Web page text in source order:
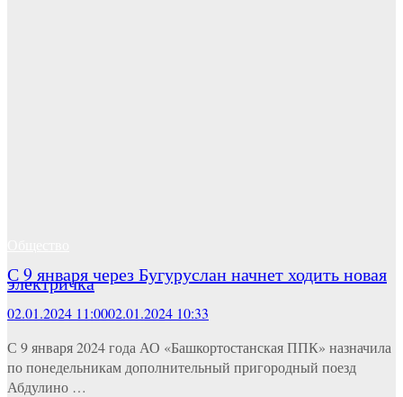
С 9 января через Бугуруслан начнет ходить новая
электричка
02.01.2024 11:0002.01.2024 10:33
С 9 января 2024 года АО «Башкортостанская ППК» назначила
по понедельникам дополнительный пригородный поезд
Абдулино …